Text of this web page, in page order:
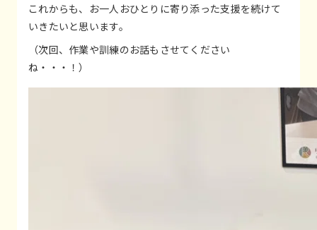
これからも、お一人おひとりに寄り添った支援を続けて
いきたいと思います。
（次回、作業や訓練のお話もさせてください
ね・・・！）